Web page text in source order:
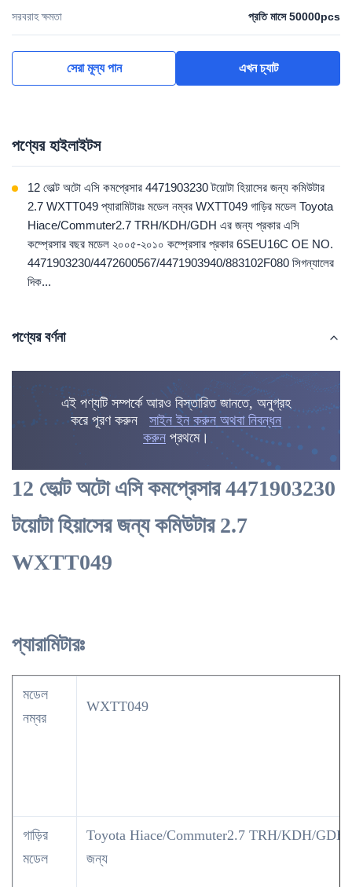
সরবরাহ ক্ষমতা প্রতি মাসে 50000pcs
সেরা মূল্য পান এখন চ্যাট
পণ্যের হাইলাইটস
12 ভোল্ট অটো এসি কমপ্রেসার 4471903230 টয়োটা হিয়াসের জন্য কমিউটার
2.7 WXTT049 প্যারামিটারঃ মডেল নম্বর WXTT049 গাড়ির মডেল Toyota
Hiace/Commuter2.7 TRH/KDH/GDH এর জন্য প্রকার এসি
কম্প্রেসার বছর মডেল ২০০৫-২০১০ কম্প্রেসার প্রকার 6SEU16C OE NO.
4471903230/4472600567/4471903940/883102F080 সিগন্যালের
দিক...
পণ্যের বর্ণনা
এই পণ্যটি সম্পর্কে আরও বিস্তারিত জানতে, অনুগ্রহ
করে পূরণ করুন
সাইন ইন করুন অথবা নিবন্ধন
করুন প্রথমে।
12 ভোল্ট অটো এসি কমপ্রেসার 4471903230
টয়োটা হিয়াসের জন্য কমিউটার 2.7
WXTT049
প্যারামিটারঃ
মডেল
নম্বর
WXTT049
গাড়ির
মডেল
Toyota Hiace/Commuter2.7 TRH/KDH/GDH
জন্য